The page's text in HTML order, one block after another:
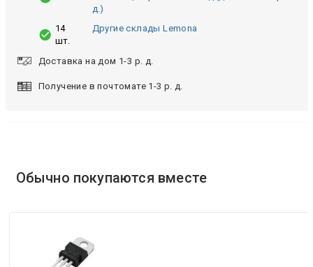
д.)
14
шт.
Другие склады Lemona
Доставка на дом 1-3 р. д.
Получение в почтомате 1-3 р. д.
Обычно покупаются вместе